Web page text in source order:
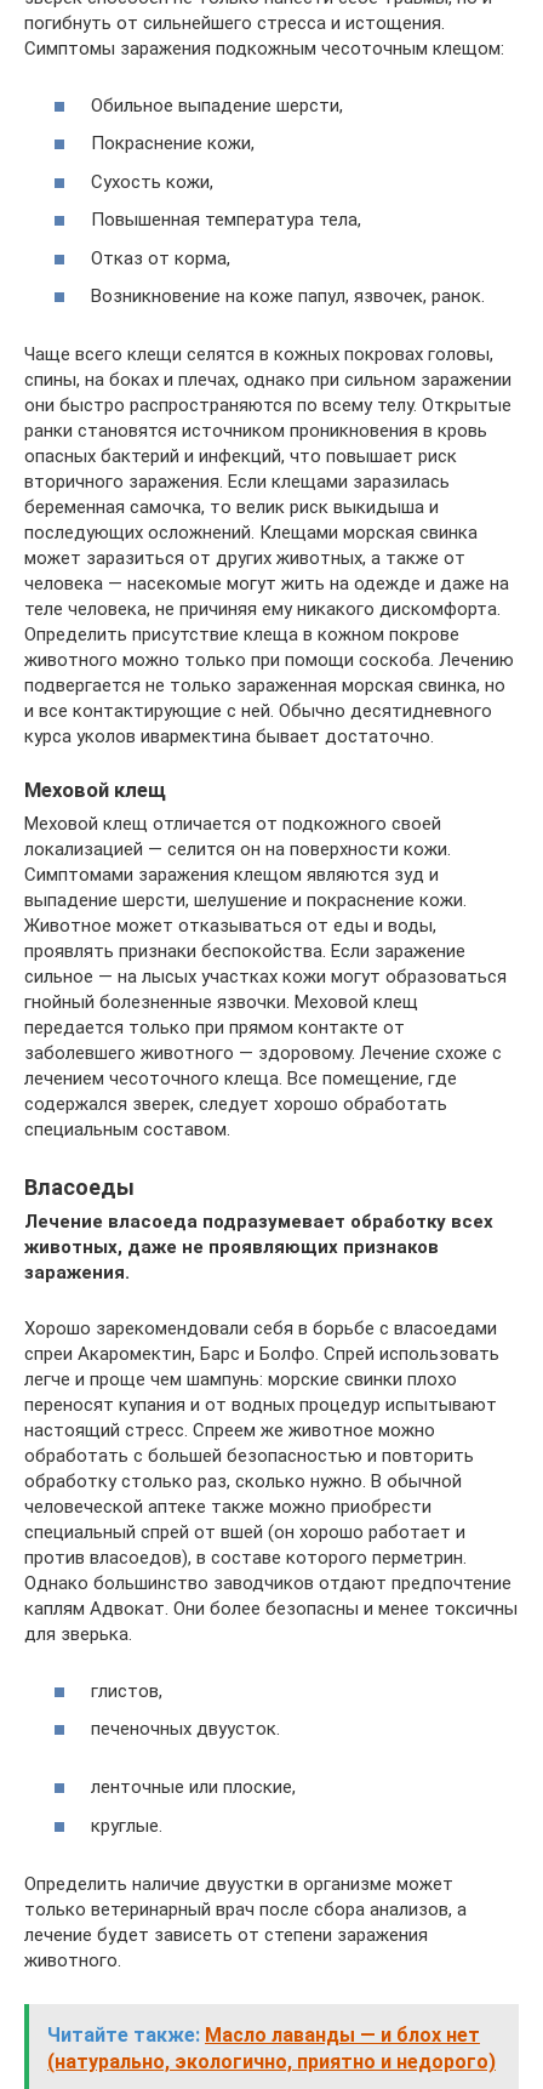
погибнуть от сильнейшего стресса и истощения.
Симптомы заражения подкожным чесоточным клещом:
Обильное выпадение шерсти,
Покраснение кожи,
Сухость кожи,
Повышенная температура тела,
Отказ от корма,
Возникновение на коже папул, язвочек, ранок.
Чаще всего клещи селятся в кожных покровах головы,
спины, на боках и плечах, однако при сильном заражении
они быстро распространяются по всему телу. Открытые
ранки становятся источником проникновения в кровь
опасных бактерий и инфекций, что повышает риск
вторичного заражения. Если клещами заразилась
беременная самочка, то велик риск выкидыша и
последующих осложнений. Клещами морская свинка
может заразиться от других животных, а также от
человека — насекомые могут жить на одежде и даже на
теле человека, не причиняя ему никакого дискомфорта.
Определить присутствие клеща в кожном покрове
животного можно только при помощи соскоба. Лечению
подвергается не только зараженная морская свинка, но
и все контактирующие с ней. Обычно десятидневного
курса уколов ивармектина бывает достаточно.
Меховой клещ
Меховой клещ отличается от подкожного своей
локализацией — селится он на поверхности кожи.
Симптомами заражения клещом являются зуд и
выпадение шерсти, шелушение и покраснение кожи.
Животное может отказываться от еды и воды,
проявлять признаки беспокойства. Если заражение
сильное — на лысых участках кожи могут образоваться
гнойный болезненные язвочки. Меховой клещ
передается только при прямом контакте от
заболевшего животного — здоровому. Лечение схоже с
лечением чесоточного клеща. Все помещение, где
содержался зверек, следует хорошо обработать
специальным составом.
Власоеды
Лечение власоеда подразумевает обработку всех
животных, даже не проявляющих признаков
заражения.
Хорошо зарекомендовали себя в борьбе с власоедами
спреи Акаромектин, Барс и Болфо. Спрей использовать
легче и проще чем шампунь: морские свинки плохо
переносят купания и от водных процедур испытывают
настоящий стресс. Спреем же животное можно
обработать с большей безопасностью и повторить
обработку столько раз, сколько нужно. В обычной
человеческой аптеке также можно приобрести
специальный спрей от вшей (он хорошо работает и
против власоедов), в составе которого перметрин.
Однако большинство заводчиков отдают предпочтение
каплям Адвокат. Они более безопасны и менее токсичны
для зверька.
глистов,
печеночных двуусток.
ленточные или плоские,
круглые.
Определить наличие двуустки в организме может
только ветеринарный врач после сбора анализов, а
лечение будет зависеть от степени заражения
животного.
Читайте также: Масло лаванды — и блох нет
(натурально, экологично, приятно и недорого)